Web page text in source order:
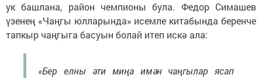
ук башлана, район чемпионы була. Федор Симашев
үзенең «Чаңгы юлларында» исемле китабында беренче
тапкыр чаңгыга басуын болай итеп искә ала:
«Бер елны әти миңа имән чаңгылар ясап